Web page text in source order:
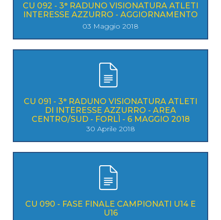
CU 092 - 3° RADUNO VISIONATURA ATLETI
INTERESSE AZZURRO - AGGIORNAMENTO
03 Maggio 2018
CU 091 - 3° RADUNO VISIONATURA ATLETI
DI INTERESSE AZZURRO - AREA
CENTRO/SUD - FORLÌ - 6 MAGGIO 2018
30 Aprile 2018
CU 090 - FASE FINALE CAMPIONATI U14 E
U16